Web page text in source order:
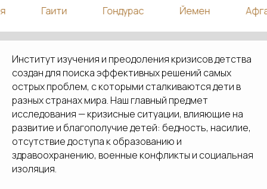
Гаити Гондурас Йемен
Институт изучения и преодоления кризисов детства
создан для поиска эффективных решений самых
острых проблем, с которыми сталкиваются дети в
разных странах мира. Наш главный предмет
исследования — кризисные ситуации, влияющие на
развитие и благополучие детей: бедность, насилие,
отсутствие доступа к образованию и
здравоохранению, военные конфликты и социальная
изоляция.